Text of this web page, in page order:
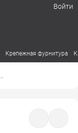
Войти
Крепежная фурнитура